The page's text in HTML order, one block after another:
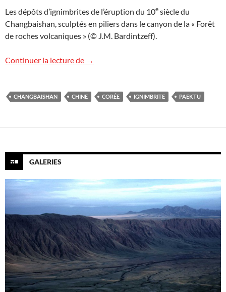
Les dépôts d’ignimbrites de l’éruption du 10e siècle du
Changbaishan, sculptés en piliers dans le canyon de la « Forêt
de roches volcaniques » (© J.M. Bardintzeff).
Continuer la lecture de L’éruption cataclysmale du
→
CHANGBAISHAN CHINE CORÉE IGNIMBRITE PAEKTU
GALERIES